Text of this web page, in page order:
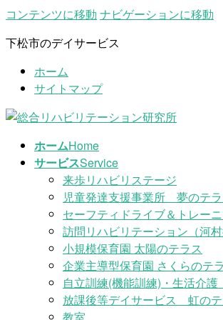
コンテンツに移動 ナビゲーションに移動
下松市のデイサービス
ホーム
サイトマップ
ホームHome
サービスService
来歩リハビリステージ
児童発達支援事業所 夢のテ
セーフティドライブ＆トレー
訪問リハビリテーション（河
小規模保育園 太陽のテラス
企業主導型保育園 さくらのテ
自立訓練(機能訓練)・生活介
放課後等デイサービス 虹の